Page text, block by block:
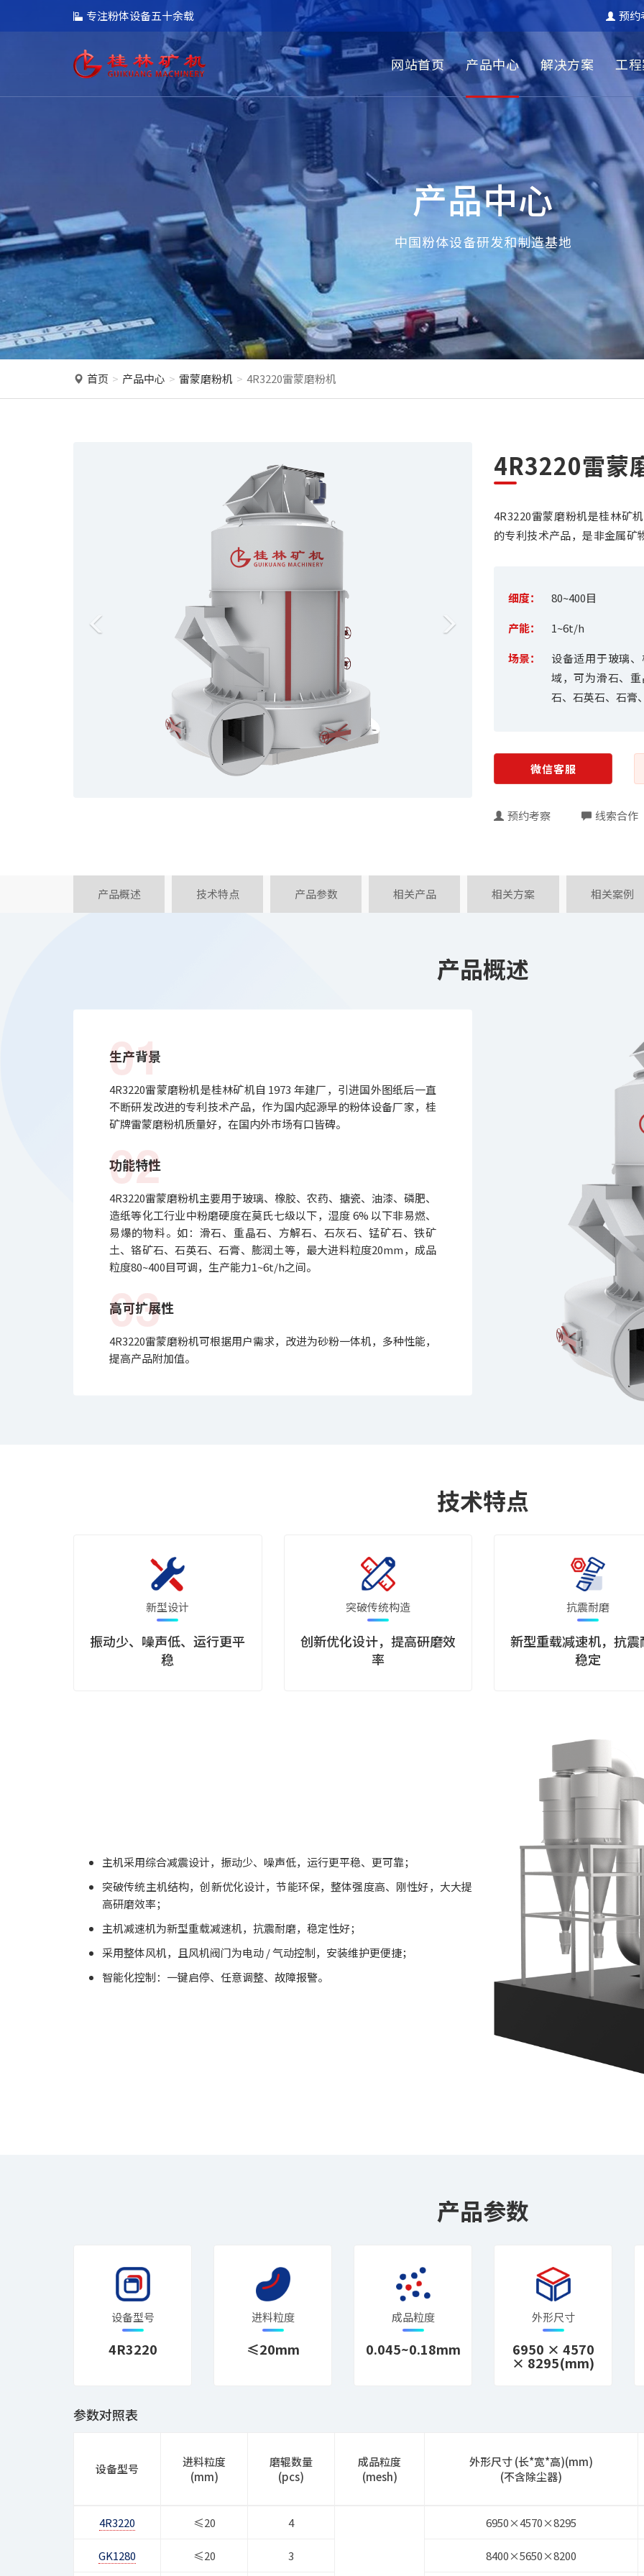
专注粉体设备五十余载 预约
网站首页 产品中心 解决方案 工
产品中心
中国粉体设备研发和制造基地
首页 产品中心 雷蒙磨粉机 4R3220雷蒙磨粉机
s
4R3220雷蒙
4R3220雷蒙磨粉机是桂林矿
的专利技术产品，是非金属矿
细度：
80~400目
产能：
1~6t/h
场景：
设备适用于玻璃
域，可为滑石、
石、石英石、石膏
微信客服
预约考察 线索合作
产品概述 技术特点 产品参数 相关产品 相关方案 相关案例
产品概述
01
生产背景
4R3220雷蒙磨粉机是桂林矿机自 1973 年建厂，引进国外图纸后一直
不断研发改进的专利技术产品，作为国内起源早的粉体设备厂家，桂
矿牌雷蒙磨粉机质量好，在国内外市场有口皆碑。
02
功能特性
4R3220雷蒙磨粉机主要用于玻璃、橡胶、农药、搪瓷、油漆、磷肥、
造纸等化工行业中粉磨硬度在莫氏七级以下，湿度 6% 以下非易燃、
易爆的物料。如：滑石、重晶石、方解石、石灰石、锰矿石、铁矿
土、铬矿石、石英石、石膏、膨润土等，最大进料粒度20mm，成品
粒度80~400目可调，生产能力1~6t/h之间。
03
高可扩展性
4R3220雷蒙磨粉机可根据用户需求，改进为砂粉一体机，多种性能，
提高产品附加值。
技术特点
新型设计
振动少、噪声低、运行更平
稳
突破传统构造
创新优化设计，提高研磨效
率
抗震耐磨
新型重载减速机，抗震
稳定
主机采用综合减震设计，振动少、噪声低，运行更平稳、更可靠；
突破传统主机结构，创新优化设计，节能环保，整体强度高、刚性好，大大提
高研磨效率；
主机减速机为新型重载减速机，抗震耐磨，稳定性好；
采用整体风机，且风机阀门为电动 / 气动控制，安装维护更便捷；
智能化控制：一键启停、任意调整、故障报警。
产品参数
设备型号
4R3220
进料粒度
≤20mm
成品粒度
0.045~0.18mm
外形尺寸
6950 × 4570
× 8295(mm)
参数对照表
设备型号
进料粒度
(mm)
磨辊数量
(pcs)
成品粒度
(mesh)
外形尺寸 (长*宽*高)(mm)
(不含除尘器)
4R3220 ≤20 4 6950×4570×8295
GK1280 ≤20 3 8400×5650×8200